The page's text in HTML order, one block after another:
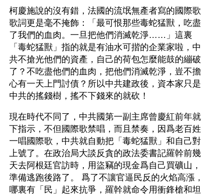
柯慶施說的沒有錯，法國的流氓無產者寫的國際歌
歌詞更是毫不掩飾：「最可恨那些毒蛇猛獸，吃盡
了我們的血肉。一旦把他們消滅乾淨……」這裏
「毒蛇猛獸」指的就是有油水可揩的企業家啦，中
共不搶光他們的資產，自己的荷包怎麼能鼓的繃破
了？不吃盡他們的血肉，把他們消滅乾淨，豈不擔
心有一天上門討債？所以中共建政後，資本家只是
中共的搖錢樹，搖不下錢來的就砍！
現在時代不同了，中共國第一副主席曾慶紅前年就
下指示，不但國際歌禁唱，而且禁奏，因爲老百姓
一唱國際歌，中共就自動把「毒蛇猛獸」和自己對
上號了。在政治局大談反貪的政法委書記羅幹前幾
天去阿根廷官訪時，用盜竊的現金爲自己買礦山，
準備逃跑後路了。 爲了不讓官逼民反的火焰高漲，
哪裏有「民」起來抗爭，羅幹就命令用衝鋒槍和坦